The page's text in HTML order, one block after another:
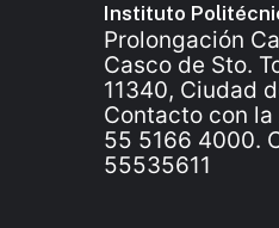
Instituto
Prolongación
Casco de Sto.
11340, Ciudad
Contacto con
55 5166 4000.
55535611